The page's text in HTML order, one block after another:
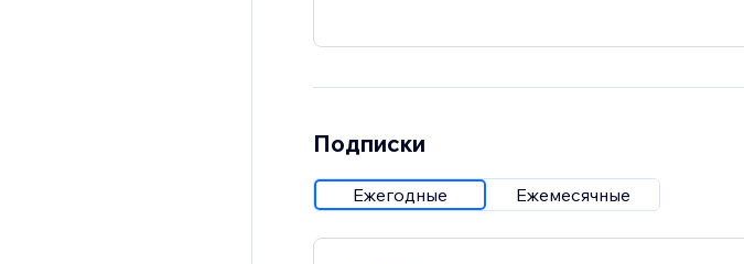
Подписки
Ежегодные Ежемесячные